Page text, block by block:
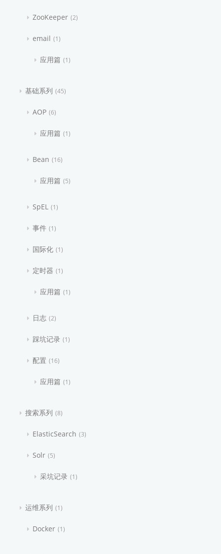
ZooKeeper 2
email 1
应用篇 1
基础系列 45
AOP 6
应用篇 1
Bean 16
应用篇 5
SpEL 1
事件 1
国际化 1
定时器 1
应用篇 1
日志 2
踩坑记录 1
配置 16
应用篇 1
搜索系列 8
ElasticSearch 3
Solr 5
采坑记录 1
运维系列 1
Docker 1